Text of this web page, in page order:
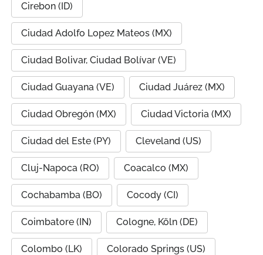
Cirebon (ID)
Ciudad Adolfo Lopez Mateos (MX)
Ciudad Bolivar, Ciudad Bolívar (VE)
Ciudad Guayana (VE) Ciudad Juárez (MX)
Ciudad Obregón (MX) Ciudad Victoria (MX)
Ciudad del Este (PY) Cleveland (US)
Cluj-Napoca (RO) Coacalco (MX)
Cochabamba (BO) Cocody (CI)
Coimbatore (IN) Cologne, Köln (DE)
Colombo (LK) Colorado Springs (US)